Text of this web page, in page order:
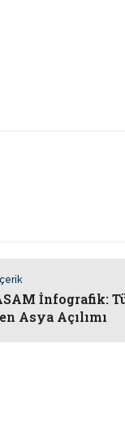
İnfografik:
Asya Açılımı